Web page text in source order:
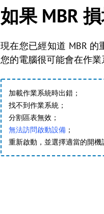
如果 MBR
現在您已經知道 MBR 的
您的電腦很可能會在作
加載作業系統時出錯；
找不到作業系統；
分割區表無效；
無法訪問啟動設備 ；
重新啟動，並選擇適當的開機